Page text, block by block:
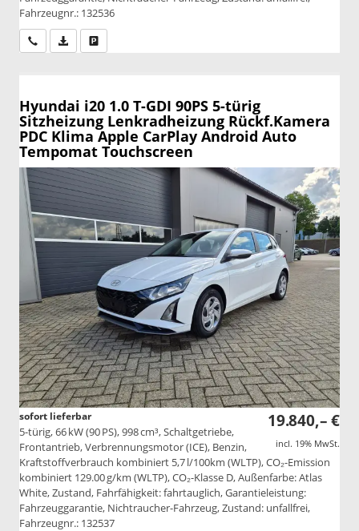
Fahrzeugnr.: 132536
Wir rufen Sie anPDF-Datei, Fahrzeugexposé drucken
Hyundai i20 1.0 T-GDI 90PS 5-türig
Sitzheizung Lenkradheizung Rückf.Kamera
PDC Klima Apple CarPlay Android Auto
Tempomat Touchscreen
19.840,– €
incl. 19% MwSt.
sofort lieferbar
5-türig, 66 kW (90 PS), 998 cm³, Schaltgetriebe,
Frontantrieb, Verbrennungsmotor (ICE), Benzin,
Kraftstoffverbrauch kombiniert 5,7 l/100km (WLTP), CO₂-Emission
kombiniert 129.00 g/km (WLTP), CO₂-Klasse D, Außenfarbe: Atlas
White, Zustand, Fahrfähigkeit: fahrtauglich, Garantieleistung:
Fahrzeuggarantie, Nichtraucher-Fahrzeug, Zustand: unfallfrei,
Fahrzeugnr.: 132537